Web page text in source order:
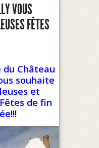
VOUS
FÊTES
du Château
souhaite
et
de fin